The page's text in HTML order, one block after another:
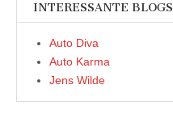
INTERESSANTE BLOGS
Auto Diva
Auto Karma
Jens Wilde